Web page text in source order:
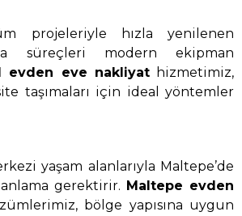
projeleriyle hızla yenilenen
süreçleri modern ekipman
evden eve nakliyathizmetimiz,
taşımaları için ideal yöntemler
yaşam alanlarıyla Maltepe’de
gerektirir. Maltepe evden
bölge yapısına uygun